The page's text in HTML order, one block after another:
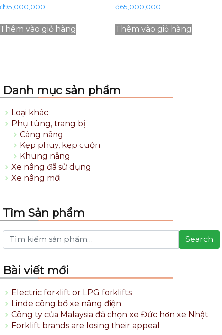
₫95,000,000
Thêm vào giỏ hàng
₫65,000,000
Thêm vào giỏ hàng
Danh mục sản phẩm
Loại khác
Phụ tùng, trang bị
Càng nâng
Kẹp phuy, kẹp cuộn
Khung nâng
Xe nâng đã sử dụng
Xe nâng mới
Tìm Sản phẩm
Search
Bài viết mới
Electric forklift or LPG forklifts
Linde công bố xe nâng điện
Công ty của Malaysia đã chọn xe Đức hơn xe Nhật
Forklift brands are losing their appeal